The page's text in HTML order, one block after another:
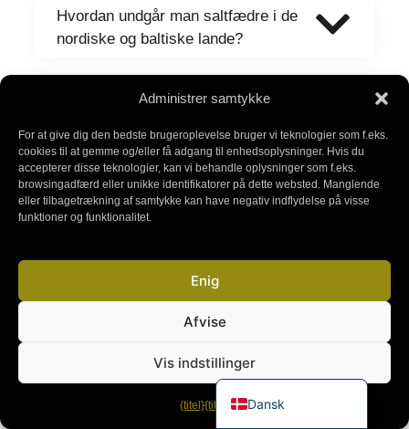
Administrer samtykke
For at give dig den bedste brugeroplevelse bruger vi teknologier som f.eks.
cookies til at gemme og/eller få adgang til enhedsoplysninger. Hvis du
accepterer disse teknologier, kan vi behandle oplysninger som f.eks.
browsingadfærd eller unikke identifikatorer på dette websted. Manglende
eller tilbagetrækning af samtykke kan have negativ indflydelse på visse
funktioner og funktionalitet.
Enig
Afvise
Vis indstillinger
{titel}{titel}
Hvordan undgår man saltfædre i de
nordiske og baltiske lande?
Sugardating i de nordiske og baltiske lande er en
kulturel rigdom og geografisk mangfoldighed. Fra
Helsinki til Riga, Oslo til Reykjavik - hver by byder
på sine egne muligheder og udfordringer.Nøglen er
at nærme sig denne verden med respekt,
platforme, lær lokale skikke, og nyd din rejse -
uanset om det er en fika i Stockholm, en sauna i
Helsinki eller nordlys i Tromsø.
Dansk